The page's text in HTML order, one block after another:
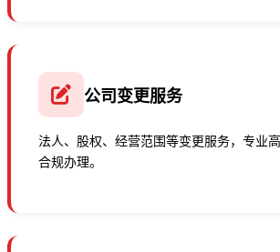
公司变更服务
法人、股权、经营范围等变更服务，专业
合规办理。